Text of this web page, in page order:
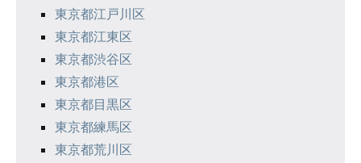
東京都江戸川区
東京都江東区
東京都渋谷区
東京都港区
東京都目黒区
東京都練馬区
東京都荒川区